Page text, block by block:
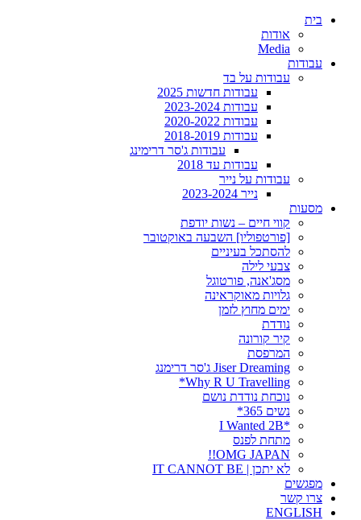
בית
אודות
Media
עבודות
עבודות על בד
עבודות חדשות 2025
עבודות 2023-2024
עבודות 2020-2022
עבודות 2018-2019
עבודות ג'סר דרימינג
עבודות עד 2018
עבודות על נייר
נייר 2023-2024
מסעות
קווי חיים – נשות יודפת
[פורטפוליו] השבעה באוקטובר
להסתכל בעיניים
צבעי לילה
מסג'אנה, פורטוגל
גלויות מאוקראינה
ימים מחוץ לזמן
נודדת
קיר קורונה
המרפסת
Jiser Dreaming ג'סר דרימנג
Why R U Travelling*
נוכחת נודדת נושם
נשים 365*
*I Wanted 2B
מתחת לפנס
OMG JAPAN!!
לא יתכן | IT CANNOT BE
מפגשים
צרו קשר
ENGLISH